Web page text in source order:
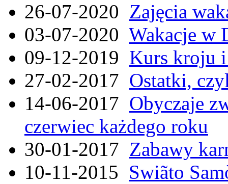
26-07-2020 Zajęcia
03-07-2020 Wakacje w
09-12-2019 Kurs kroju i
27-02-2017 Ostatki,
14-06-2017 Obyczaje
czerwiec każdego roku
30-01-2017 Zabawy
10-11-2015 Swiãto